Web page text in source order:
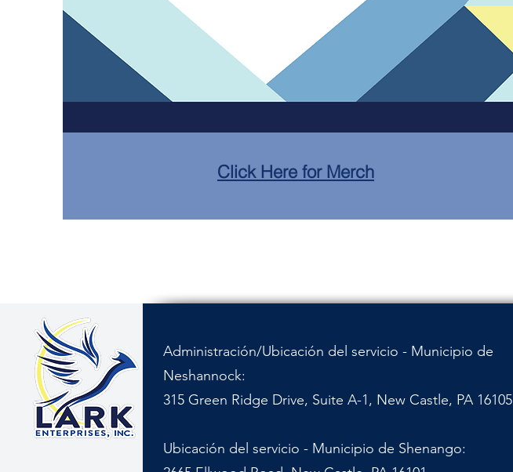
Click Here for Merch
Administración/Ubicación del servicio - Municipio de
Neshannock:
315 Green Ridge Drive, Suite A-1, New Castle, PA 16105
Ubicación del servicio - Municipio de Shenango: